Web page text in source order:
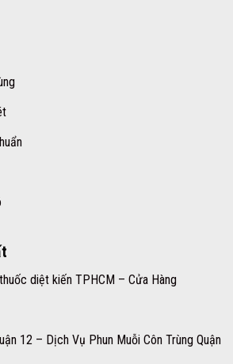
diệt kiến TPHCM – Cửa Hàng
12 – Dịch Vụ Phun Muỗi Côn Trùng Quận